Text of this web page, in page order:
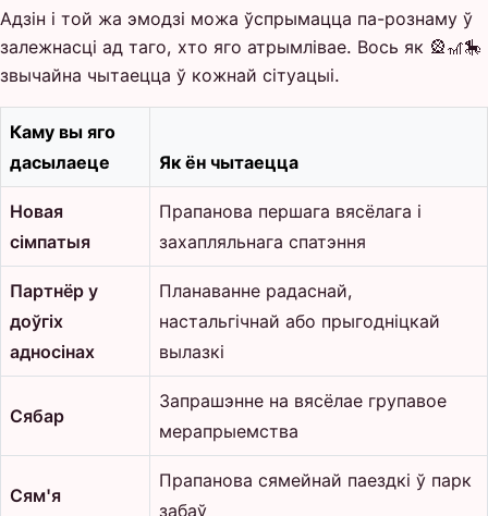
Адзін і той жа эмодзі можа ўспрымацца па-рознаму ў
залежнасці ад таго, хто яго атрымлівае. Вось як 🎡🎢🎠
звычайна чытаецца ў кожнай сітуацыі.
Каму вы яго
дасылаеце
Як ён чытаецца
Новая
сімпатыя
Прапанова першага вясёлага і
захапляльнага спатэння
Партнёр у
доўгіх
адносінах
Планаванне радаснай,
настальгічнай або прыгодніцкай
вылазкі
Сябар
Запрашэнне на вясёлае групавое
мерапрыемства
Сям'я
Прапанова сямейнай паездкі ў парк
забаў